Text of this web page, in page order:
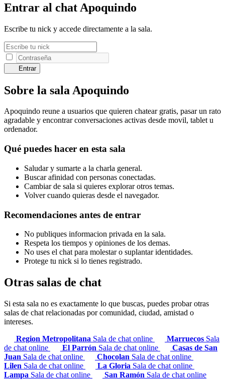
Entrar al chat Apoquindo
Escribe tu nick y accede directamente a la sala.
Entrar
Sobre la sala Apoquindo
Apoquindo reune a usuarios que quieren chatear gratis, pasar un rato
agradable y encontrar conversaciones activas desde movil, tablet u
ordenador.
Qué puedes hacer en esta sala
Saludar y sumarte a la charla general.
Buscar afinidad con personas conectadas.
Cambiar de sala si quieres explorar otros temas.
Volver cuando quieras desde el navegador.
Recomendaciones antes de entrar
No publiques informacion privada en la sala.
Respeta los tiempos y opiniones de los demas.
No uses el chat para molestar o suplantar identidades.
Protege tu nick si lo tienes registrado.
Otras salas de chat
Si esta sala no es exactamente lo que buscas, puedes probar otras
salas de chat relacionadas por comunidad, ciudad, amistad o
intereses.
Region Metropolitana Sala de chat online Marruecos Sala
de chat online
El Parrón Sala de chat online
Casas de San
Juan Sala de chat online Chocolan Sala de chat online
Lilen Sala de chat online La Gloria Sala de chat online
Lampa Sala de chat online San Ramón Sala de chat online